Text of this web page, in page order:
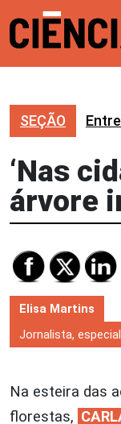
SEÇÃO
‘Nas
árvore
Elisa Martins
Jornalista,
Na esteira das
florestas,